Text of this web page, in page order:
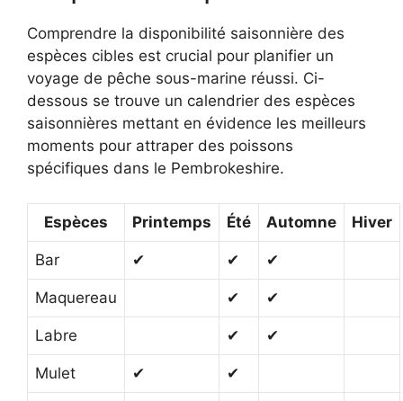
Comprendre la disponibilité saisonnière des
espèces cibles est crucial pour planifier un
voyage de pêche sous-marine réussi. Ci-
dessous se trouve un calendrier des espèces
saisonnières mettant en évidence les meilleurs
moments pour attraper des poissons
spécifiques dans le Pembrokeshire.
Espèces Printemps Été Automne Hiver
Bar ✔ ✔ ✔
Maquereau ✔ ✔
Labre ✔ ✔
Mulet ✔ ✔